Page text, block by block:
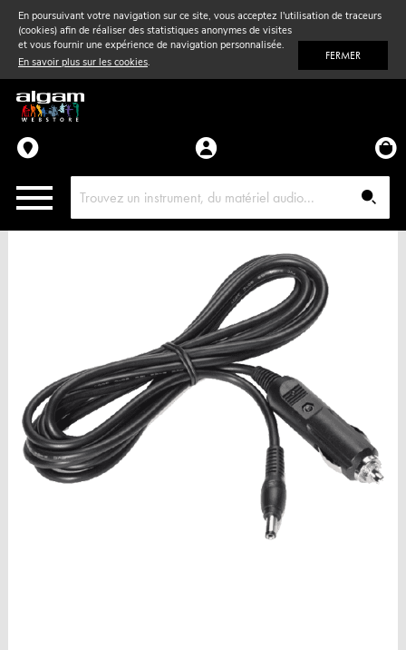
En poursuivant votre navigation sur ce site, vous acceptez l'utilisation de traceurs
(cookies) afin de réaliser des statistiques anonymes de visites
et vous fournir une expérience de navigation personnalisée.
En savoir plus sur les cookies. FERMER
Vent& Violon
Accessoires
Pièces détachées